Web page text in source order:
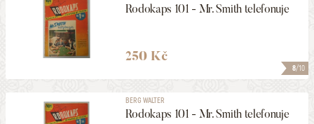
8/10
Rodokaps 101 - Mr. Smith telefonuje
250 Kč
BERG WALTER
Rodokaps 101 - Mr. Smith telefonuje